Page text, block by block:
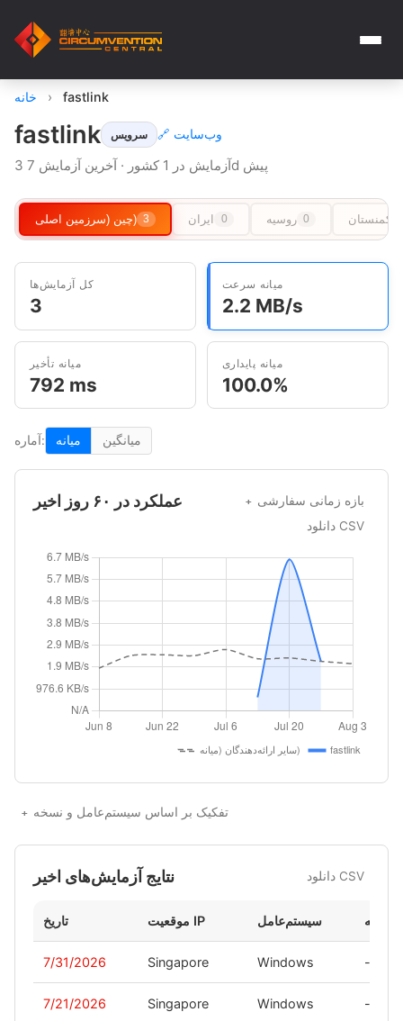
خانه › fastlink
fastlink سرویس 🔗 وب‌سایت
3 آزمایش در 1 کشور · آخرین آزمایش 7d پیش
چین (سرزمین اصلی) 3 ایران 0 روسیه 0 ترکمنستان
کل آزمایش‌ها
3
میانه سرعت
2.2 MB/s
میانه تأخیر
792 ms
میانه پایداری
100.0%
آماره: میانه میانگین
عملکرد در ۶۰ روز اخیر
بازه زمانی سفارشی
دانلود CSV
تفکیک بر اساس سیستم‌عامل و نسخه
نتایج آزمایش‌های اخیر دانلود CSV
تاریخ موقعیت IP سیستم‌عامل نسخه
7/31/2026 Singapore Windows -
7/21/2026 Singapore Windows -